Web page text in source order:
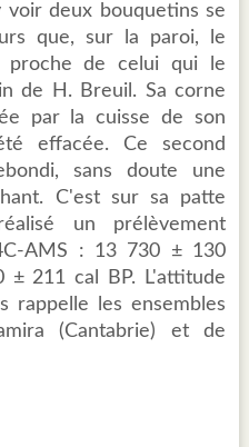
deux bouquetins se
que, sur la paroi, le
proche de celui qui le
de H. Breuil. Sa corne
par la cuisse de son
effacée. Ce second
sans doute une
C'est sur sa patte
un prélèvement
AMS : 13 730 ± 130
± 211 cal BP. L'attitude
rappelle les ensembles
(Cantabrie) et de